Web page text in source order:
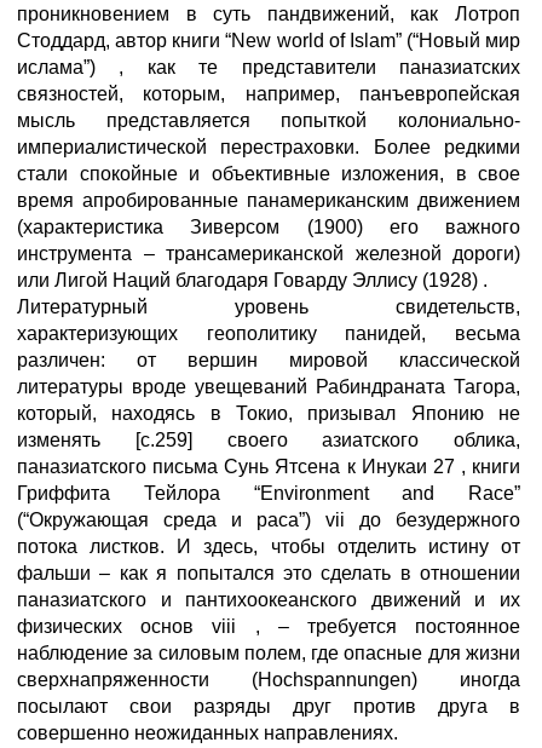
проникновением в суть пандвижений, как Лотроп
Стоддард, автор книги “New world of Islam” (“Новый мир
ислама”) , как те представители паназиатских
связностей, которым, например, панъевропейская
мысль представляется попыткой колониально-
империалистической перестраховки. Более редкими
стали спокойные и объективные изложения, в свое
время апробированные панамериканским движением
(характеристика Зиверсом (1900) его важного
инструмента – трансамериканской железной дороги)
или Лигой Наций благодаря Говарду Эллису (1928) .
Литературный уровень свидетельств,
характеризующих геополитику панидей, весьма
различен: от вершин мировой классической
литературы вроде увещеваний Рабиндраната Тагора,
который, находясь в Токио, призывал Японию не
изменять [с.259] своего азиатского облика,
паназиатского письма Сунь Ятсена к Инукаи 27 , книги
Гриффита Тейлора “Environment and Race”
(“Окружающая среда и раса”) vii до безудержного
потока листков. И здесь, чтобы отделить истину от
фальши – как я попытался это сделать в отношении
паназиатского и пантихоокеанского движений и их
физических основ viii , – требуется постоянное
наблюдение за силовым полем, где опасные для жизни
сверхнапряженности (Hochspannungen) иногда
посылают свои разряды друг против друга в
совершенно неожиданных направлениях.